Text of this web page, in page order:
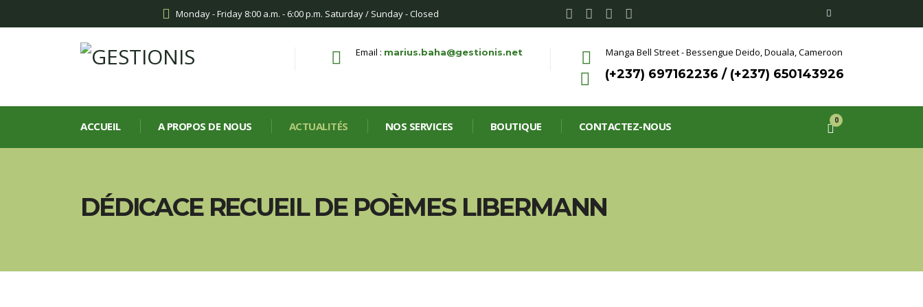
Monday - Friday 8:00 a.m. - 6:00 p.m. Saturday / Sunday - Closed
Manga Bell Street - Bessengue Deido,Douala, Cameroon
Email : marius.baha@gestionis.net
(+237) 697162236 / (+237) 650143926
ACCUEIL A PROPOS DE NOUS ACTUALITÉS NOS SERVICES BOUTIQUE CONTACTEZ-NOUS 0
DÉDICACE RECUEIL DE POÈMES LIBERMANN